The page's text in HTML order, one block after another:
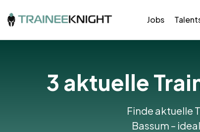
Jobs
3 aktuelle
Finde aktuelle
Bassum –